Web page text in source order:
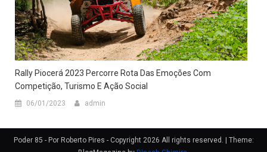
Rally Piocerá 2023 Percorre Rota Das Emoções Com
Competição, Turismo E Ação Social
06/01/2023 admin
Poder 85 - Por Roberto Pires - Copyright 2026 All rights reserved.
Theme: